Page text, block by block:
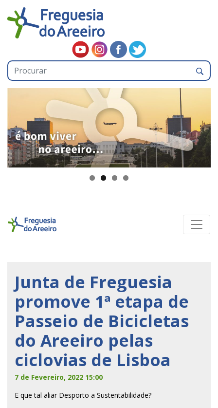
Junta de Freguesia
promove 1ª etapa de
Passeio de Bicicletas
do Areeiro pelas
ciclovias de Lisboa
7 de Fevereiro, 2022 15:00
E que tal aliar Desporto a Sustentabilidade?